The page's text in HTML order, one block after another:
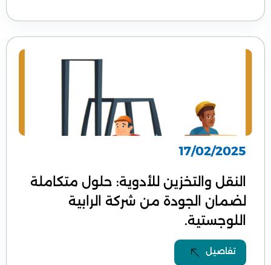
17/02/2025
النقل والتخزين للأدوية: حلول متكاملة
لضمان الجودة من شركة الرابية
اللوجستية.
تفاصيل